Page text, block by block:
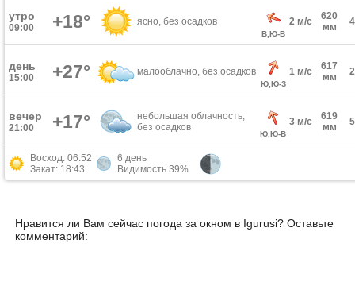
утро
09:00 +18° ясно, без осадков
В,Ю-В
2 м/с
620
мм
день
15:00 +27° малооблачно, без осадков
Ю,Ю-З
1 м/с
617
мм
вечер
21:00 +17°
небольшая облачность,
без осадков
Ю,Ю-В
3 м/с
619
мм
Восход: 06:52
Закат: 18:43
6 день
Видимость 39%
Нравится ли Вам сейчас погода за окном в Igurusi? Оставьте
комментарий: